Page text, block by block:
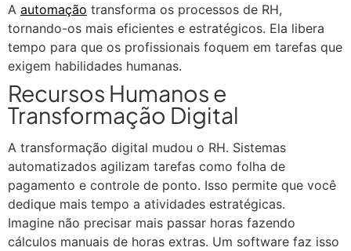
A automação transforma os processos de RH,
tornando-os mais eficientes e estratégicos. Ela libera
tempo para que os profissionais foquem em tarefas que
exigem habilidades humanas.
Recursos Humanos e
Transformação Digital
A transformação digital mudou o RH. Sistemas
automatizados agilizam tarefas como folha de
pagamento e controle de ponto. Isso permite que você
dedique mais tempo a atividades estratégicas.
Imagine não precisar mais passar horas fazendo
cálculos manuais de horas extras. Um software faz isso